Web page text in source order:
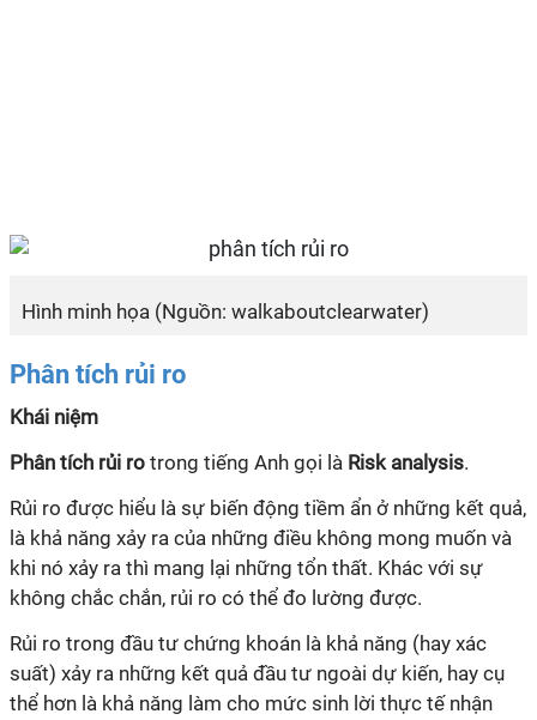
Hình minh họa (Nguồn: walkaboutclearwater)
Phân tích rủi ro
Khái niệm
Phân tích rủi ro trong tiếng Anh gọi là Risk analysis.
Rủi ro được hiểu là sự biến động tiềm ẩn ở những kết quả,
là khả năng xảy ra của những điều không mong muốn và
khi nó xảy ra thì mang lại những tổn thất. Khác với sự
không chắc chắn, rủi ro có thể đo lường được.
Rủi ro trong đầu tư chứng khoán là khả năng (hay xác
suất) xảy ra những kết quả đầu tư ngoài dự kiến, hay cụ
thể hơn là khả năng làm cho mức sinh lời thực tế nhận